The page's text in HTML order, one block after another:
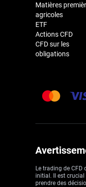
Matières
agricoles
ETF
Actions CFD
CFD sur les
obligations
Le trading de CFD
initial. Il est crucial
prendre des